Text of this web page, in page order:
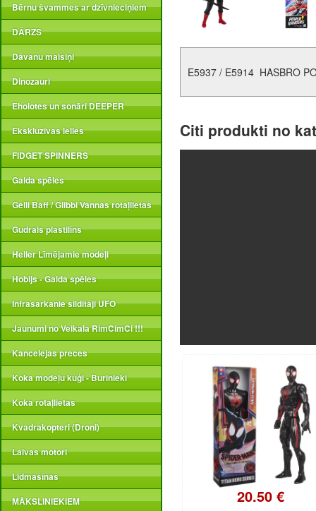
Bērnu švammes ar dzīvnieciņiem
DĀRZS
Dāvanu maisiņi
Dinozauri
Eholotes un sonāri DEEPER
Ekskluzīvas lelles
FIDGET SPINNERS
Galda spēles
Gelli Baff / Glibbi Vannas rotaļlietas
Gudrais plastilīns
Heller Līmējamie modeļi
Hobijs - Galda spēles
Infrasarkanie sildītāji UFO
Jaunumi no Veikala RimCimCi !!!
Kancelejas preces
Koka modeļu kuģi - Burinieki
Koka rotaļlietas
Kvadrakopteri (Droni)
Laivas motori
Lidmašīnas
MĀKSLINIEKIEM
E5937 / E5914 HASBRO
Citi produkti no
20.50 €